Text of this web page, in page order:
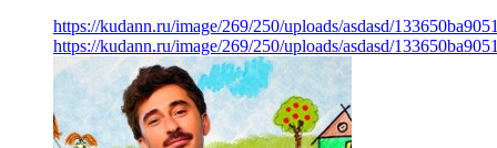
https://kudann.ru/image/269/250/uploads/asdasd/
https://kudann.ru/image/269/250/uploads/asdasd/